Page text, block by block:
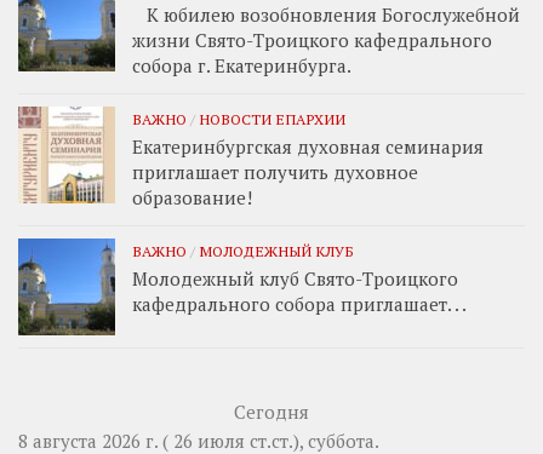
К юбилею возобновления Богослужебной
жизни Свято-Троицкого кафедрального
собора г. Екатеринбурга.
ВАЖНО / НОВОСТИ ЕПАРХИИ
Екатеринбургская духовная семинария
приглашает получить духовное
образование!
ВАЖНО / МОЛОДЕЖНЫЙ КЛУБ
Молодежный клуб Свято-Троицкого
кафедрального собора приглашает. . .
Сегодня
8 августа 2026 г. ( 26 июля ст.ст.), суббота.